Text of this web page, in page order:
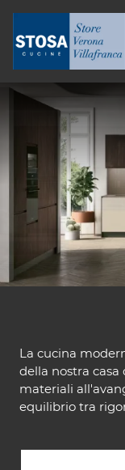
La cucina
della nostra casa
materiali
equilibrio tra